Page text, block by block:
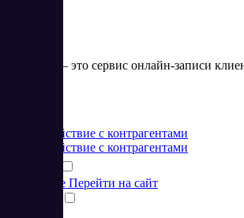
Rubitime — это сервис онлайн-записи
Взаимодействие с контрагентами
Взаимодействие с контрагентами
Подробнее Перейти на сайт